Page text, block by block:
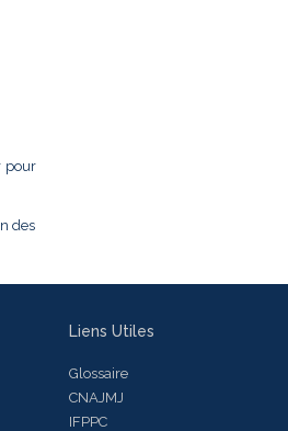
pour
des
Liens Utiles
Glossaire
CNAJMJ
IFPPC